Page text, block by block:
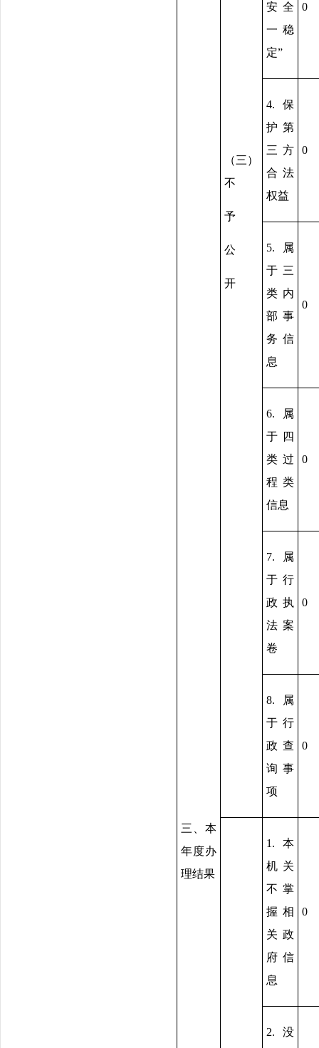
三、本
年度办
理结果
（三）
不
予
公
开
安全
一稳
定”
0
4.保
护第
三方
合法
权益
0
5.属
于三
类内
部事
务信
息
0
6.属
于四
类过
程类
信息
0
7.属
于行
政执
法案
卷
0
8.属
于行
政查
询事
项
0
1.本
机关
不掌
握相
关政
府信
息
0
2.没